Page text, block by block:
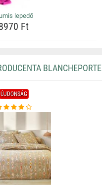
lepedő
Ft
BLANCHEPORTE
ÚJDONSÁG